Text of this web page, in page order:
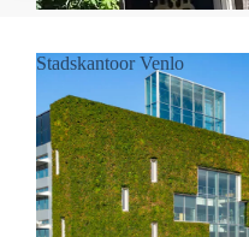
Stadskantoor Venlo